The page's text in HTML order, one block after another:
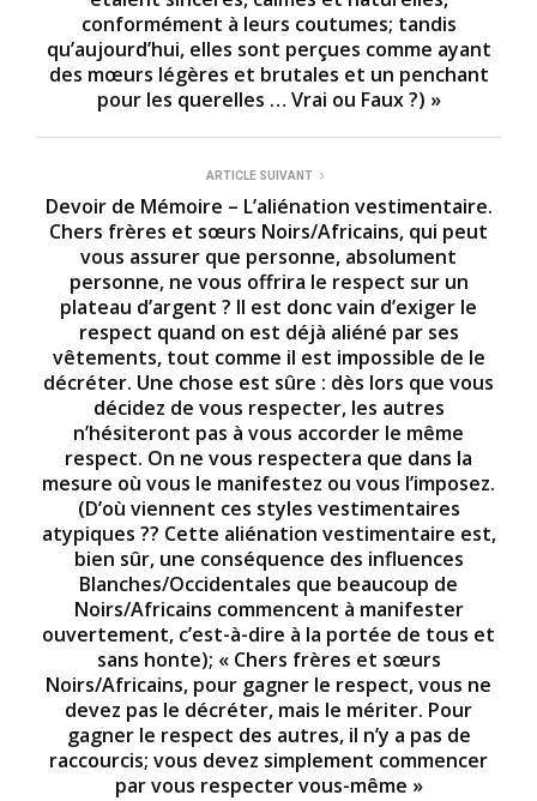
conformément à leurs coutumes; tandis
qu’aujourd’hui, elles sont perçues comme ayant
des mœurs légères et brutales et un penchant
pour les querelles … Vrai ou Faux ?) »
ARTICLE SUIVANT
Devoir de Mémoire – L’aliénation vestimentaire.
Chers frères et sœurs Noirs/Africains, qui peut
vous assurer que personne, absolument
personne, ne vous offrira le respect sur un
plateau d’argent ? Il est donc vain d’exiger le
respect quand on est déjà aliéné par ses
vêtements, tout comme il est impossible de le
décréter. Une chose est sûre : dès lors que vous
décidez de vous respecter, les autres
n’hésiteront pas à vous accorder le même
respect. On ne vous respectera que dans la
mesure où vous le manifestez ou vous l’imposez.
(D’où viennent ces styles vestimentaires
atypiques ?? Cette aliénation vestimentaire est,
bien sûr, une conséquence des influences
Blanches/Occidentales que beaucoup de
Noirs/Africains commencent à manifester
ouvertement, c’est-à-dire à la portée de tous et
sans honte); « Chers frères et sœurs
Noirs/Africains, pour gagner le respect, vous ne
devez pas le décréter, mais le mériter. Pour
gagner le respect des autres, il n’y a pas de
raccourcis; vous devez simplement commencer
par vous respecter vous-même »